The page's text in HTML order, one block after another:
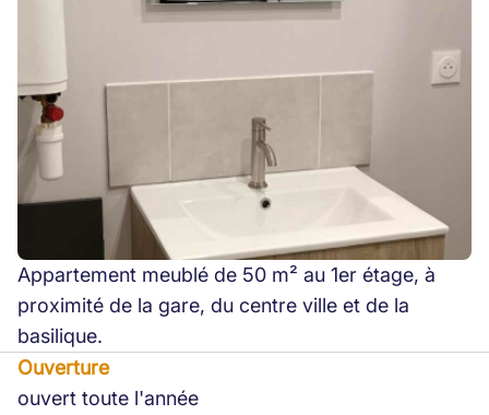
Appartement meublé de 50 m² au 1er étage, à
proximité de la gare, du centre ville et de la
basilique.
Ouverture
ouvert toute l'année